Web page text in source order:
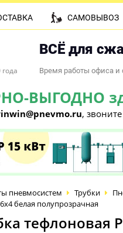
ВСЁ для
Время работы офиса и
ВЫГОДНО
,
САМОВЫВОЗ
пневмосистем Трубки
белая полупрозрачная
тефлоновая